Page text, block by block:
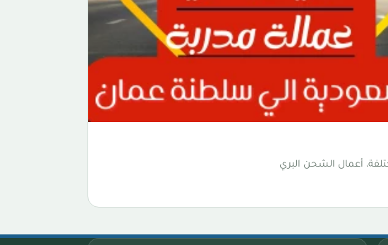
أعمال الشحن البري